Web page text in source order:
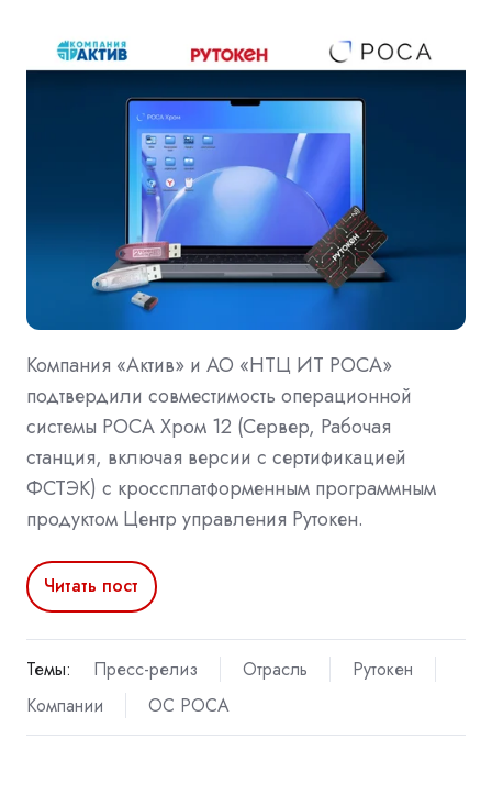
Компания «Актив» и АО «НТЦ ИТ РОСА»
подтвердили совместимость операционной
системы РОСА Хром 12 (Сервер, Рабочая
станция, включая версии с сертификацией
ФСТЭК) с кроссплатформенным программным
продуктом Центр управления Рутокен.
Читать пост
Темы: Пресс-релиз Отрасль
Рутокен
Компании
ОС РОСА